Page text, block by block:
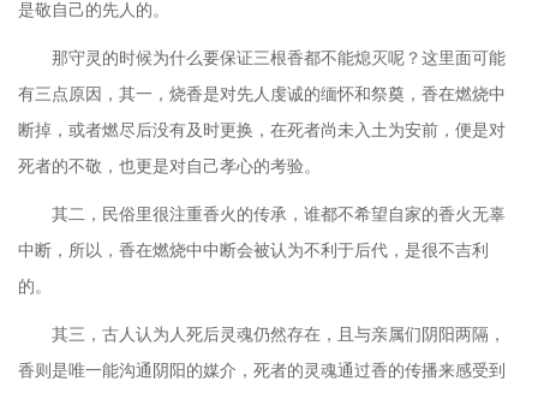
是敬自己的先人的。
那守灵的时候为什么要保证三根香都不能熄灭呢？这里面可能
有三点原因，其一，烧香是对先人虔诚的缅怀和祭奠，香在燃烧中
断掉，或者燃尽后没有及时更换，在死者尚未入土为安前，便是对
死者的不敬，也更是对自己孝心的考验。
其二，民俗里很注重香火的传承，谁都不希望自家的香火无辜
中断，所以，香在燃烧中中断会被认为不利于后代，是很不吉利
的。
其三，古人认为人死后灵魂仍然存在，且与亲属们阴阳两隔，
香则是唯一能沟通阴阳的媒介，死者的灵魂通过香的传播来感受到